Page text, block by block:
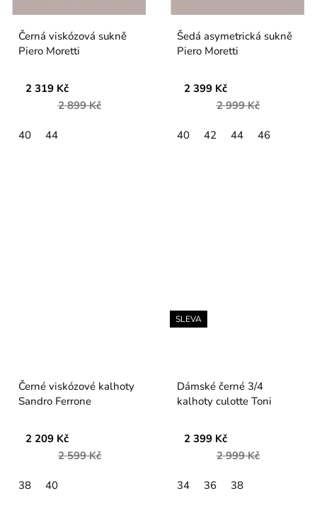
Černá viskózová sukně
Piero Moretti
2 319 Kč
2 899 Kč
40 44
Šedá asymetrická sukně
Piero Moretti
2 399 Kč
2 999 Kč
40 42 44 46
Černé viskózové kalhoty
Sandro Ferrone
2 209 Kč
2 599 Kč
38 40
SLEVA
Dámské černé 3/4
kalhoty culotte Toni
2 399 Kč
2 999 Kč
34 36 38